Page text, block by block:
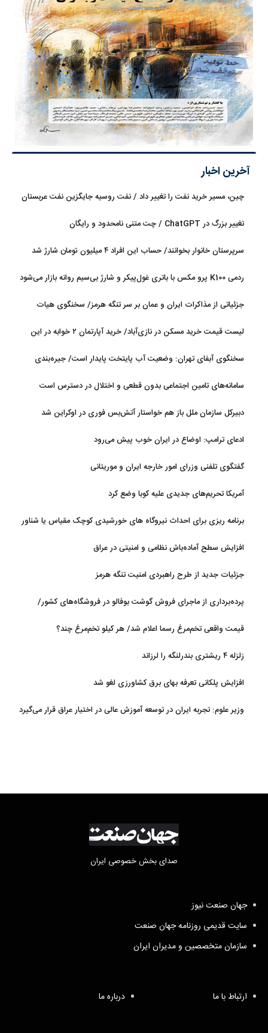
آخرین اخبار
چین، مسیر خرید نفت را تغییر داد / نفت روسیه جایگزین نفت عربستان
تغییر بزرگ در ChatGPT / چت متنی نامحدود و رایگان
سرپرستان خانوار بخوانند/ حساب این افراد ۴ میلیون تومان شارژ شد
ردمی K100 پرو مکس با باتری غول‌پیکر و شارژ بی‌سیم روانه بازار می‌شود
جزئیاتی از مذاکرات ایران و عمان بر سر تنگه هرمز/ سخنگوی هیات
لیست قیمت خرید مسکن در نازی‌آباد/ خرید آپارتمان ۲ خوابه در این
سخنگوی آبفای تهران: وضعیت آب پایتخت پایدار است/ جیره‌بندی
سامانه‌های تامین اجتماعی بدون قطعی و اختلال در دسترس است
دبیرکل سازمان ملل باز هم خواستار آتش‌بس فوری در اوکراین شد
ادعای ترامپ: اوضاع در ایران خوب پیش می‌رود
گفتگوی تلفنی وزرای امور خارجه ایران و موریتانی
آمریکا تحریم‌های جدیدی علیه کوبا وضع کرد
برنامه ریزی برای احداث نیروگاه های خورشیدی کوچک مقیاس یا شناور
افزایش سطح آماده‌باش نظامی و امنیتی در عراق
جزئیات جدید از طرح راهبردی امنیت تنگه هرمز
پرده‌برداری از ماجرای فروش گوشت بوفالو در فروشگاه‌های کشور/
قیمت واقعی تخم‌مرغ رسما اعلام شد/ هر کیلو تخم‌مرغ چند؟
زلزله ۴ ریشتری بندرلنگه را لرزاند
افزایش پلکانی تعرفه بهای برق کشاورزی لغو شد
وزیر علوم: تجربه ایران در توسعه آموزش عالی در اختیار عراق قرار می‌گیرد
صدای بخش خصوصی ایران
جهان صنعت نیوز
سایت قدیمی روزنامه جهان صنعت
سازمان متخصصین و مدیران ایران
ارتباط با ما درباره ما